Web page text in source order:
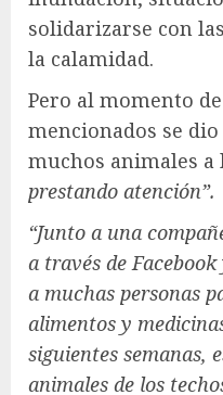
solidarizarse con
la calamidad.
Pero al momento
mencionados se
muchos animales a
prestando atención”.
“Junto a una
a través de
a muchas personas
alimentos y
siguientes semanas,
animales de los